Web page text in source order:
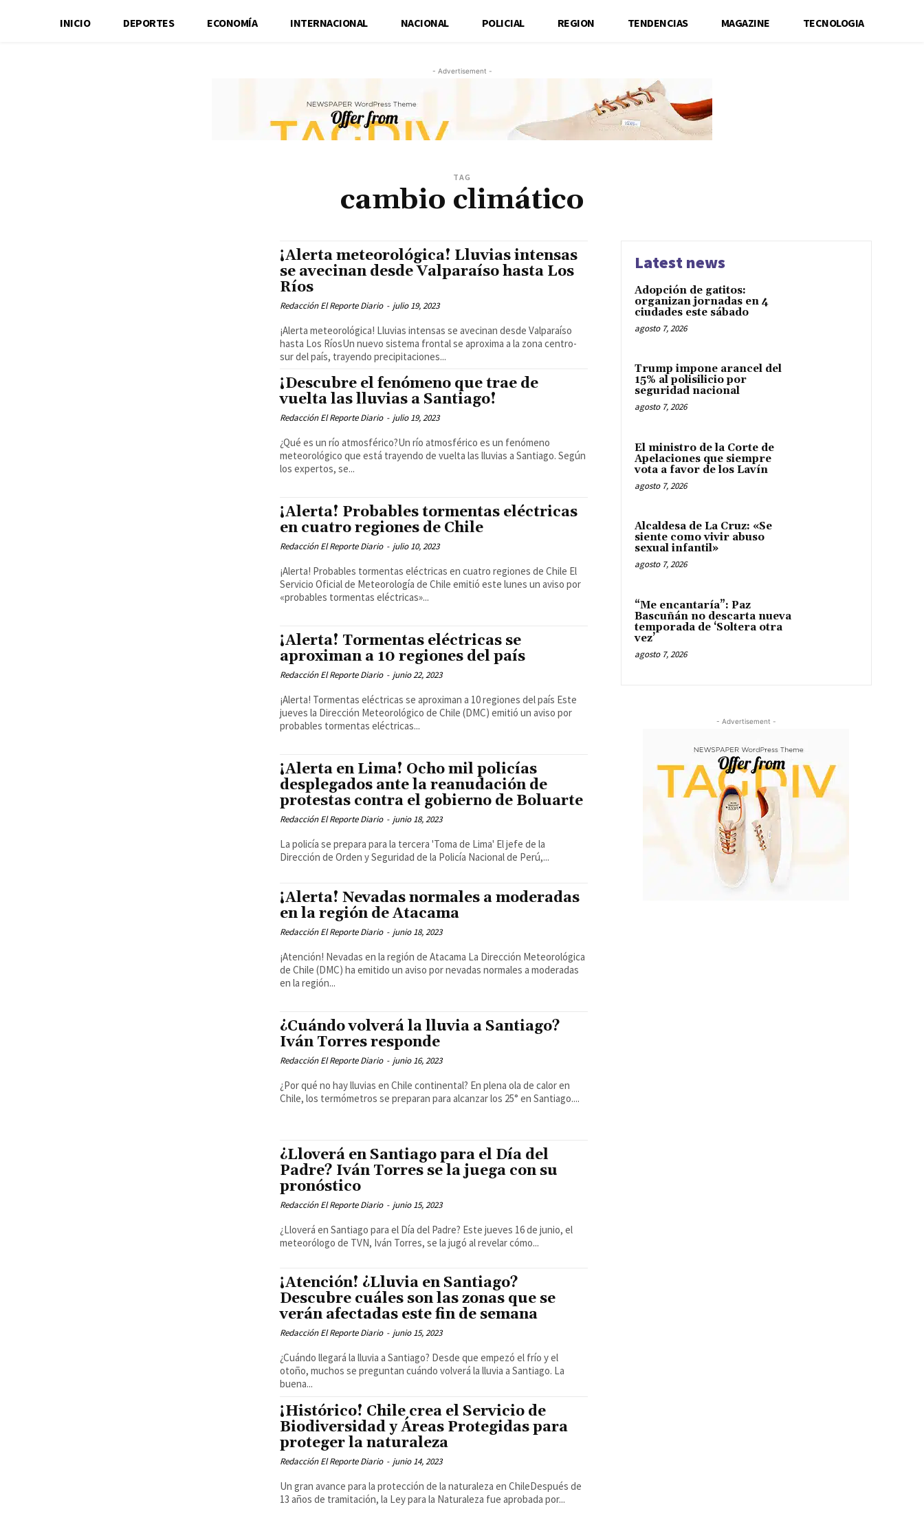
INICIO DEPORTES ECONOMÍA INTERNACIONAL NACIONAL POLICIAL REGION TENDENCIAS MAGAZINE TECNOLOGIA
- Advertisement -
TAG
cambio climático
¡Alerta meteorológica! Lluvias intensas
se avecinan desde Valparaíso hasta Los
Ríos
Redacción El Reporte Diario - julio 19, 2023
¡Alerta meteorológica! Lluvias intensas se avecinan desde Valparaíso
hasta Los RíosUn nuevo sistema frontal se aproxima a la zona centro-
sur del país, trayendo precipitaciones...
¡Descubre el fenómeno que trae de
vuelta las lluvias a Santiago!
Redacción El Reporte Diario - julio 19, 2023
¿Qué es un río atmosférico?Un río atmosférico es un fenómeno
meteorológico que está trayendo de vuelta las lluvias a Santiago. Según
los expertos, se...
¡Alerta! Probables tormentas eléctricas
en cuatro regiones de Chile
Redacción El Reporte Diario - julio 10, 2023
¡Alerta! Probables tormentas eléctricas en cuatro regiones de Chile El
Servicio Oficial de Meteorología de Chile emitió este lunes un aviso por
«probables tormentas eléctricas»...
¡Alerta! Tormentas eléctricas se
aproximan a 10 regiones del país
Redacción El Reporte Diario - junio 22, 2023
¡Alerta! Tormentas eléctricas se aproximan a 10 regiones del país Este
jueves la Dirección Meteorológico de Chile (DMC) emitió un aviso por
probables tormentas eléctricas...
¡Alerta en Lima! Ocho mil policías
desplegados ante la reanudación de
protestas contra el gobierno de Boluarte
Redacción El Reporte Diario - junio 18, 2023
La policía se prepara para la tercera 'Toma de Lima' El jefe de la
Dirección de Orden y Seguridad de la Policía Nacional de Perú,...
¡Alerta! Nevadas normales a moderadas
en la región de Atacama
Redacción El Reporte Diario - junio 18, 2023
¡Atención! Nevadas en la región de Atacama La Dirección Meteorológica
de Chile (DMC) ha emitido un aviso por nevadas normales a moderadas
en la región...
¿Cuándo volverá la lluvia a Santiago?
Iván Torres responde
Redacción El Reporte Diario - junio 16, 2023
¿Por qué no hay lluvias en Chile continental? En plena ola de calor en
Chile, los termómetros se preparan para alcanzar los 25° en Santiago....
¿Lloverá en Santiago para el Día del
Padre? Iván Torres se la juega con su
pronóstico
Redacción El Reporte Diario - junio 15, 2023
¿Lloverá en Santiago para el Día del Padre? Este jueves 16 de junio, el
meteorólogo de TVN, Iván Torres, se la jugó al revelar cómo...
¡Atención! ¿Lluvia en Santiago?
Descubre cuáles son las zonas que se
verán afectadas este fin de semana
Redacción El Reporte Diario - junio 15, 2023
¿Cuándo llegará la lluvia a Santiago? Desde que empezó el frío y el
otoño, muchos se preguntan cuándo volverá la lluvia a Santiago. La
buena...
¡Histórico! Chile crea el Servicio de
Biodiversidad y Áreas Protegidas para
proteger la naturaleza
Redacción El Reporte Diario - junio 14, 2023
Un gran avance para la protección de la naturaleza en ChileDespués de
13 años de tramitación, la Ley para la Naturaleza fue aprobada por...
Latest news
Adopción de gatitos:
organizan jornadas en 4
ciudades este sábado
agosto 7, 2026
Trump impone arancel del
15% al polisilicio por
seguridad nacional
agosto 7, 2026
El ministro de la Corte de
Apelaciones que siempre
vota a favor de los Lavín
agosto 7, 2026
Alcaldesa de La Cruz: «Se
siente como vivir abuso
sexual infantil»
agosto 7, 2026
“Me encantaría”: Paz
Bascuñán no descarta nueva
temporada de ‘Soltera otra
vez’
agosto 7, 2026
- Advertisement -